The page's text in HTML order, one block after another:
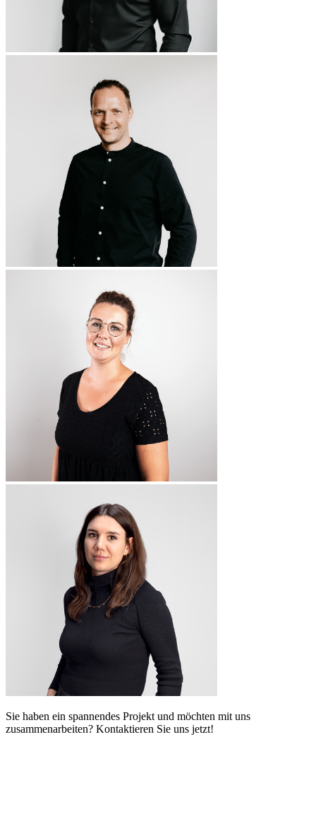
Sie haben ein spannendes Projekt und möchten mit uns
zusammenarbeiten? Kontaktieren Sie uns jetzt!